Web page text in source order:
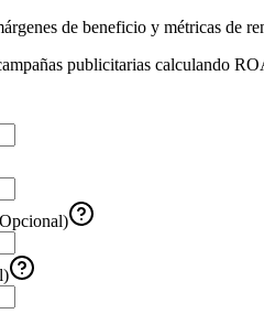
de beneficio y métricas de
publicitarias calculando